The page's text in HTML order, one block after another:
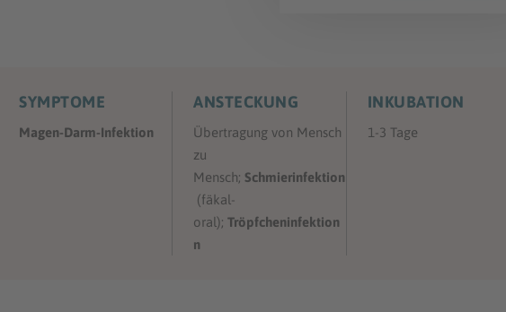
SYMPTOME
Magen-Darm-Infektion
ANSTECKUNG
Übertragung von Mensch
zu
Mensch;Schmierinfektion
(fäkal-
oral);Tröpfcheninfektion
n
INKUBATION
1-3 Tage